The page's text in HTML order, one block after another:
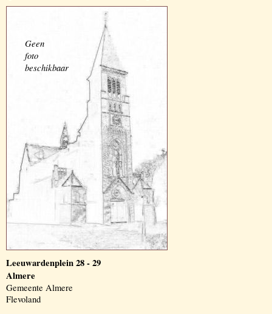
Geen
foto
beschikbaar
Leeuwardenplein 28 - 29
Almere
Gemeente Almere
Flevoland